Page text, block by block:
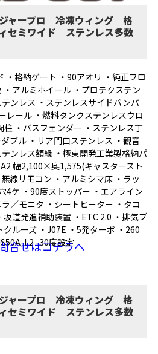
ャープロ 冷凍ウィング 格
セミワイド ステンレス多数
・格納ゲート ・90アオリ ・純正フロ
アルミホイール ・プロテクステン
ンレス ・ステンレスサイドバンパ
レール ・燃料タンクステンレスウロ
・バスフェンダー ・ステンレス丁
ブル ・リア門口ステンレス ・観音
ンレス額縁 ・極東開発工業製格納パ
幅2,100×奥1,575(キャスタースト
線リモコン ・アルミシマ床 ・ラッ
4ケ ・90度ストッパー ・エアライン
／モニタ ・シートヒーター ・タコ
道発進補助装置 ・ETC 2.0 ・排気ブ
ルーズ ・J07E ・5発ターボ ・260
L2 -30度設定
合せはコチラへ
ャープロ 冷凍ウィング 格
セミワイド ステンレス多数